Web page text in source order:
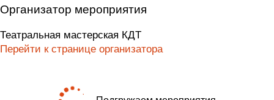
Организатор мероприятия
Театральная мастерская КДТ
Перейти к странице организатора